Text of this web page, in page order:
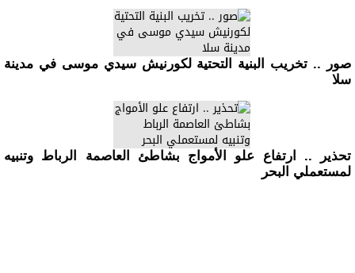
صور .. تخريب البنية التحتية لكورنيش سيدي موسى في مدينة
سلا
تحذير .. ارتفاع علو الأمواج بشاطئ العاصمة الرباط وتنبيه
لمستعملي البحر